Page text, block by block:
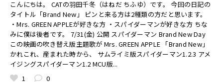
こんにちは。 CATの羽田千冬（はねだ ちふゆ）です。 今回の日記の
タイトル「Brand New」 ピンと来る方は2種類の方だと思います。
・Mrs. GREEN APPLEが好きな方 ・スパイダーマンが好きな方 ちな
みに僕は後者です。 7/31(金) 公開 スパイダーマン Brand New Day
この映画の吹き替え版主題歌が Mrs. GREEN APPLE 「Brand New」
かれこれ、産まれた時から、 サムライミ版スパイダーマン1.2.3 アメ
イジングスパイダーマン1.2 MCU版...
1
0